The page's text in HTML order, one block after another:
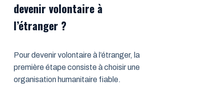
devenir volontaire à
l’étranger ?
Pour devenir volontaire à l’étranger, la
première étape consiste à choisir une
organisation humanitaire fiable.